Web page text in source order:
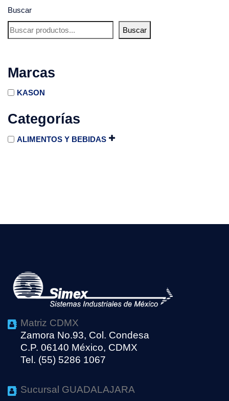
Buscar
Buscar
Marcas
KASON
Categorías
ALIMENTOS Y BEBIDAS
Matriz CDMX
Zamora No.93, Col. Condesa
C.P. 06140 México, CDMX
Tel. (55) 5286 1067
Sucursal GUADALAJARA